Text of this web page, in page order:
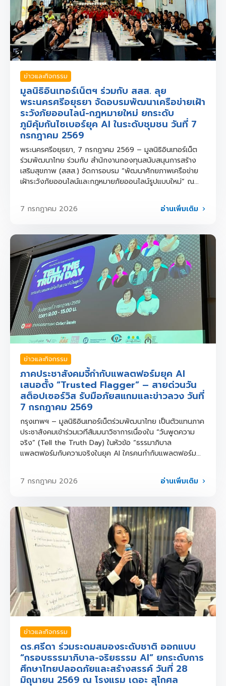
ข่าวและกิจกรรม
มูลนิธิอินเทอร์เน็ตฯ ร่วมกับ สสส. ลุย
พระนครศรีอยุธยา จัดอบรมพัฒนาเครือข่ายเฝ้า
ระวังภัยออนไลน์-กฎหมายใหม่ ยกระดับ
ภูมิคุ้มกันไซเบอร์ยุค AI ในระดับชุมชน วันที่ 7
กรกฎาคม 2569
พระนครศรีอยุธยา, 7 กรกฎาคม 2569 – มูลนิธิอินเทอร์เน็ต
ร่วมพัฒนาไทย ร่วมกับ สำนักงานกองทุนสนับสนุนการสร้าง
เสริมสุขภาพ (สสส.) จัดการอบรม “พัฒนาศักยภาพเครือข่าย
เฝ้าระวังภัยออนไลน์และกฎหมายภัยออนไลน์รูปแบบใหม่” ณ...
7 กรกฎาคม 2026 อ่านเพิ่มเติม
ข่าวและกิจกรรม
ภาคประชาสังคมจี้กำกับแพลตฟอร์มยุค AI
เสนอตั้ง “Trusted Flagger” – สายด่วนวัน
สต็อปเซอร์วิส รับมือภัยสแกมและข่าวลวง วันที่
7 กรกฎาคม 2569
กรุงเทพฯ – มูลนิธิอินเทอร์เน็ตร่วมพัฒนาไทย เป็นตัวแทนภาค
ประชาสังคมเข้าร่วมเวทีสัมมนาวิชาการเนื่องใน “วันพูดความ
จริง” (Tell the Truth Day) ในหัวข้อ “ธรรมาภิบาล
แพลตฟอร์มกับความจริงในยุค AI ใครคนกำกับแพลตฟอร์ม...
7 กรกฎาคม 2026 อ่านเพิ่มเติม
ข่าวและกิจกรรม
ดร.ศรีดา ร่วมระดมสมองระดับชาติ ออกแบบ
“กรอบธรรมาภิบาล-จริยธรรม AI” ยกระดับการ
ศึกษาไทยปลอดภัยและสร้างสรรค์ วันที่ 28
มิถุนายน 2569 ณ โรงแรม เดอะ สุโกศล